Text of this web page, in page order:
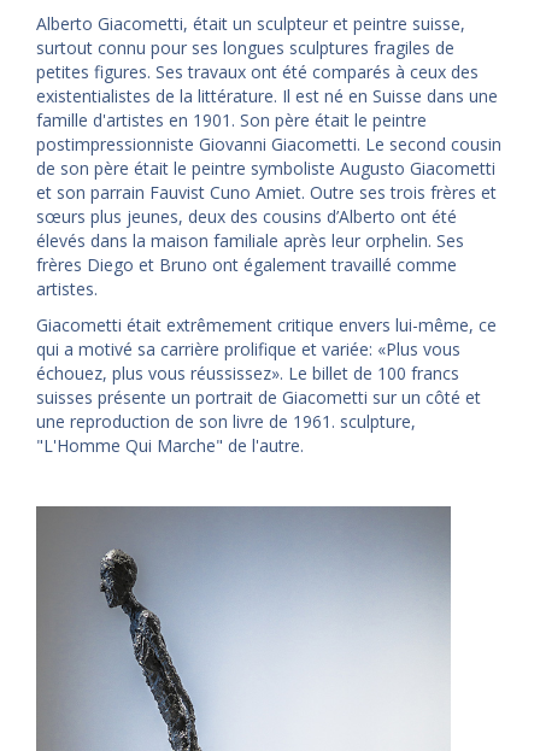
Alberto Giacometti, était un sculpteur et peintre suisse,
surtout connu pour ses longues sculptures fragiles de
petites figures. Ses travaux ont été comparés à ceux des
existentialistes de la littérature. Il est né en Suisse dans une
famille d'artistes en 1901. Son père était le peintre
postimpressionniste Giovanni Giacometti. Le second cousin
de son père était le peintre symboliste Augusto Giacometti
et son parrain Fauvist Cuno Amiet. Outre ses trois frères et
sœurs plus jeunes, deux des cousins ​​d’Alberto ont été
élevés dans la maison familiale après leur orphelin. Ses
frères Diego et Bruno ont également travaillé comme
artistes.
Giacometti était extrêmement critique envers lui-même, ce
qui a motivé sa carrière prolifique et variée: «Plus vous
échouez, plus vous réussissez». Le billet de 100 francs
suisses présente un portrait de Giacometti sur un côté et
une reproduction de son livre de 1961. sculpture,
"L'Homme Qui Marche" de l'autre.